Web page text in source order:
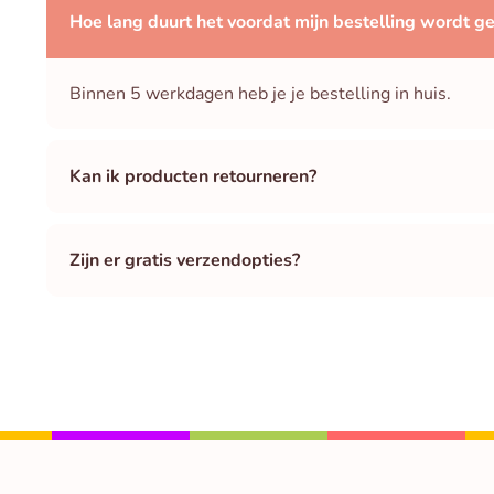
Hoe lang duurt het voordat mijn bestelling wordt
Binnen 5 werkdagen heb je je bestelling in huis.
Kan ik producten retourneren?
Zijn er gratis verzendopties?